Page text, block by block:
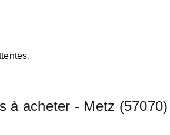
à acheter - Metz (57070)